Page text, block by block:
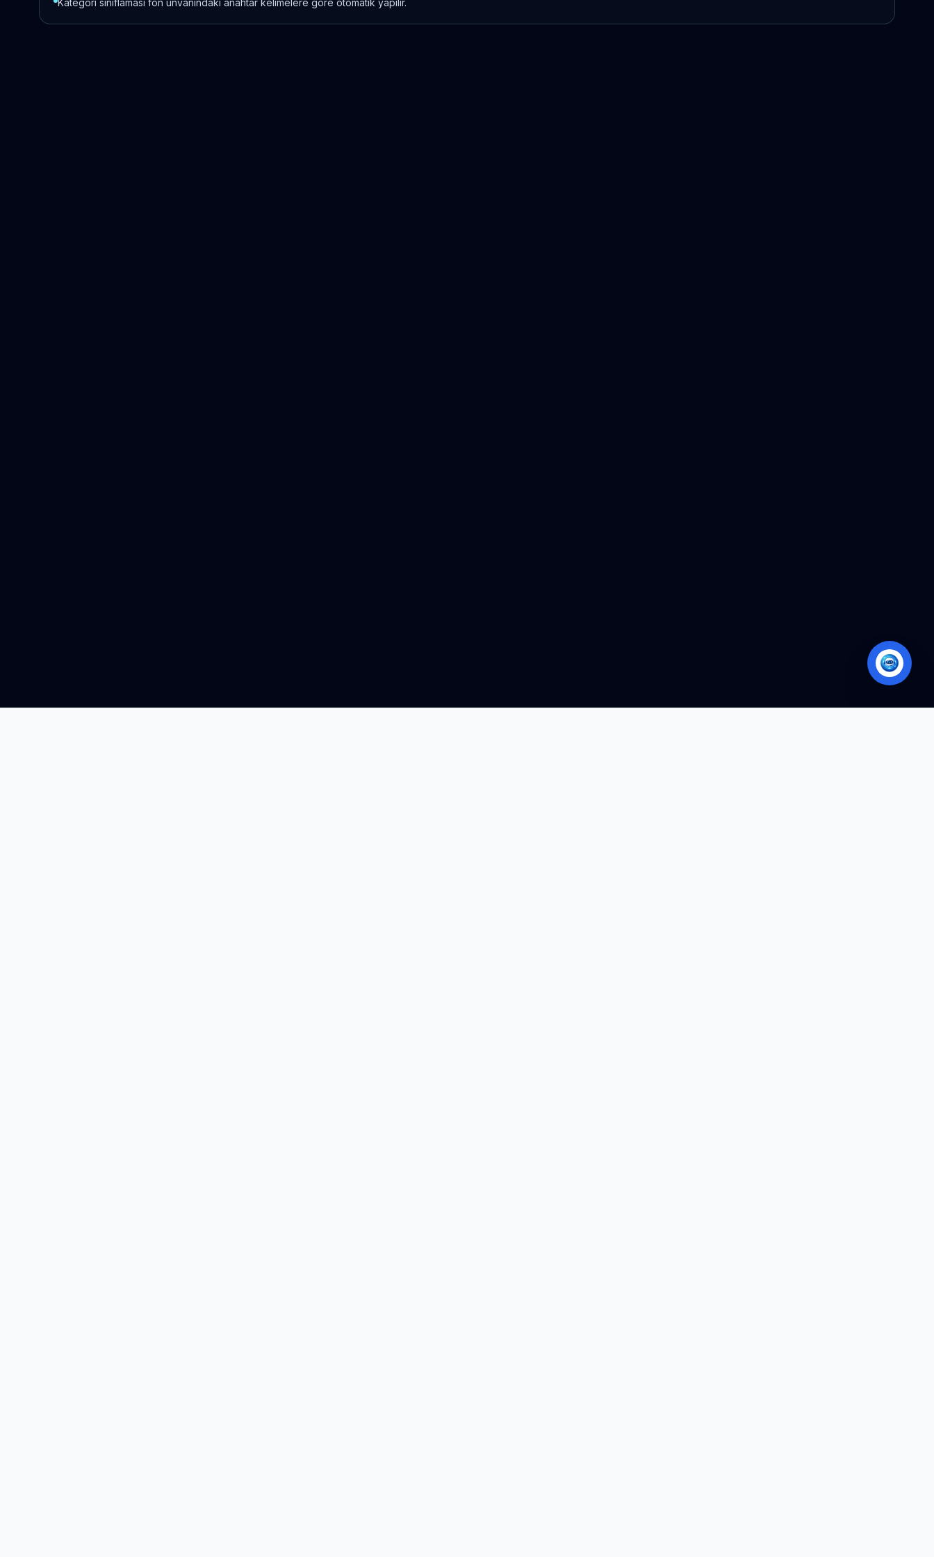
Kategori sınıflaması fon unvanındaki anahtar kelimelere göre otomatik yapılır.